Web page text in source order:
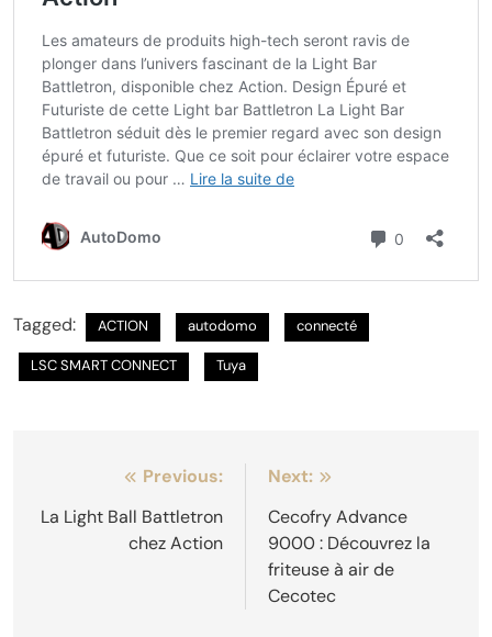
Tagged: ACTION autodomo connecté
LSC SMART CONNECT Tuya
Navigation
de
Previous:
La Light Ball Battletron
chez Action
Next:
Cecofry Advance
9000 : Découvrez la
friteuse à air de
Cecotec